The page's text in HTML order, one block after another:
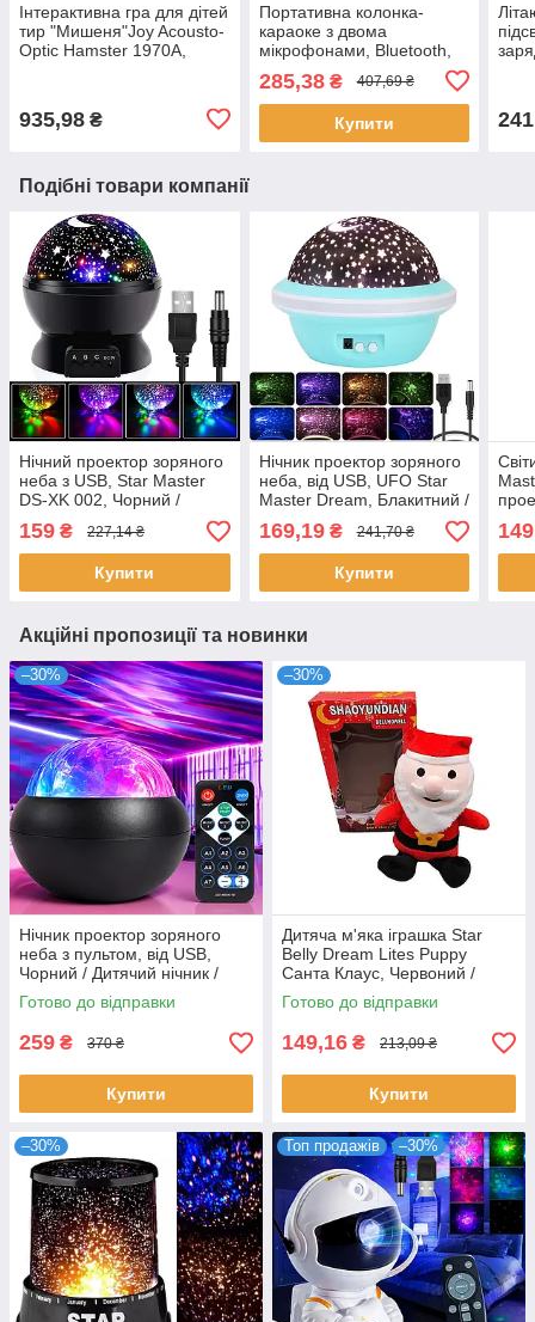
Інтерактивна гра для дітей
тир "Мишеня"Joy Acousto-
Optic Hamster 1970A,
935,98 ₴
Портативна колонка-
караоке з двома
мікрофонами, Bluetooth,
Дитяча колонка блютуз
285,38₴ 407,69 ₴
Купити
Подібні товари компанії
Нічний проектор зоряного
неба з USB, Star Master
DS-XK 002, Чорний /
проектор міні
159 ₴ 227,14 ₴
Купити
Нічник проектор зоряного
неба, від USB, UFO Star
Master Dream, Блакитний /
Дитячий світильник нічник
зоряне небо
169,19₴ 241,70 ₴
Купити
Акційні пропозиції та новинки
–30%
Нічник проектор зоряного
неба з пультом, від USB,
Чорний / Дитячий нічник /
Світильник нічник / Лампа
проектор
Готово до відправки
259 ₴ 370 ₴
Купити
–30%
Дитяча м'яка іграшка Star
Bellу Dream Lites Puppy
Санта Клаус, Червоний /
Нічник-проектор зоряного
неба
Готово до відправки
149,16 ₴ 213,09 ₴
Купити
–30% Топ продажів –30%